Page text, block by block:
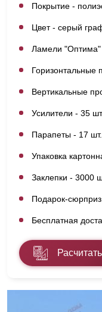
Покрытие -
Цвет - серый
Ламели "Оптима"
Горизонтальные
Вертикальные
Усилители - 35
Парапеты - 17 шт.
Упаковка
Заклепки - 3000
Подарок-сюрприз
Бесплатная